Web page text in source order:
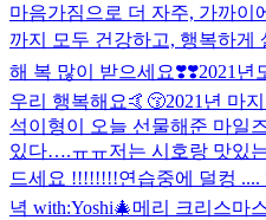
마음가짐으로 더 자주, 가까
까지 모두 건강하고, 행복하
해 복 많이 받으세요❣️❣️2021년
우리 행복해요🤙😚2021년 마
석이형이 오늘 선물해준 마일
있다….ㅠㅠ저는 시호랑 맛있
드세요 !!!!!!!!연습중에 덜컹
녁 with:Yoshi🎄메리 크리스마